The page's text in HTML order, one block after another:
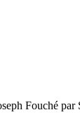
Fouché par